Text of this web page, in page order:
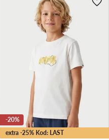
extra -25% Kod: LAST
-20%